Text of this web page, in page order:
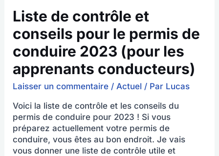
Liste de contrôle et
conseils pour le permis de
conduire 2023 (pour les
apprenants conducteurs)
Laisser un commentaire / Actuel / Par Lucas
Voici la liste de contrôle et les conseils du
permis de conduire pour 2023 ! Si vous
préparez actuellement votre permis de
conduire, vous êtes au bon endroit. Je vais
vous donner une liste de contrôle utile et
apprenants
conducteurs)